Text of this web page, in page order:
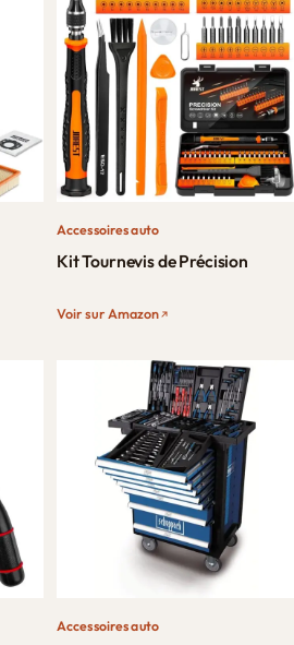
Accessoires auto
Kit Tournevis de Précision
Voir sur Amazon
Accessoires auto